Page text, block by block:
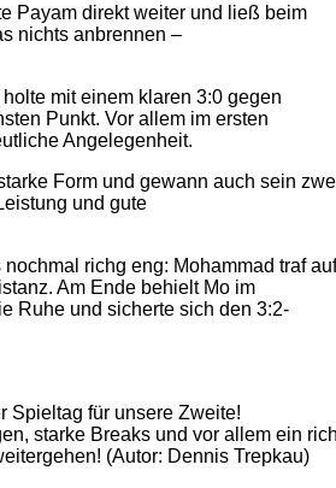
Payam direkt weiter und ließ beim
nichts anbrennen –
mit einem klaren 3:0 gegen
Punkt. Vor allem im ersten
Angelegenheit.
Form und gewann auch sein
und gute
richg eng: Mohammad traf
Am Ende behielt Mo im
Ruhe und sicherte sich den 3:2-
Spieltag für unsere Zweite!
starke Breaks und vor allem ein
(Autor: Dennis Trepkau)